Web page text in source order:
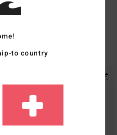
Männer Braun Walkshorts
CHF 31,05
DOPPELTER RABATT EXTRA 25%
to country